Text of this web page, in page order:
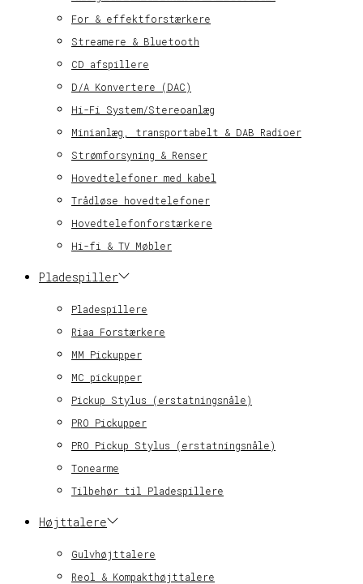
For & effektforstærkere
Streamere & Bluetooth
CD afspillere
D/A Konvertere (DAC)
Hi-Fi System/Stereoanlæg
Minianlæg, transportabelt & DAB Radioer
Strømforsyning & Renser
Hovedtelefoner med kabel
Trådløse hovedtelefoner
Hovedtelefonforstærkere
Hi-fi & TV Møbler
Pladespiller
Pladespillere
Riaa Forstærkere
MM Pickupper
MC pickupper
Pickup Stylus (erstatningsnåle)
PRO Pickupper
PRO Pickup Stylus (erstatningsnåle)
Tonearme
Tilbehør til Pladespillere
Højttalere
Gulvhøjttalere
Reol & Kompakthøjttalere